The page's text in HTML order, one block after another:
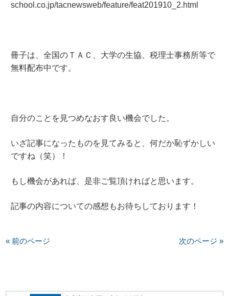
school.co.jp/tacnewsweb/feature/feat201910_2.html
冊子は、全国のＴＡＣ、大学の生協、税理士事務所等で
無料配布中です。
自分のことを見つめなおす良い機会でした。
いざ記事になったものを見てみると、何だか恥ずかしい
ですね（笑）！
もし機会があれば、是非ご覧頂ければと思います。
記事の内容についての感想もお待ちしております！
« 前のページ 次のページ »